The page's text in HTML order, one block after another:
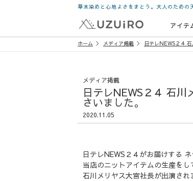
草木染めと心地よさをまとう。大人のための
アイテ
ホーム メディア掲載 日テレNEWS２４
メディア掲載
日テレNEWS２４ 石
さいました。
2020.11.05
日テレNEWS２４がお届けする
当店のニットアイテムの生産をし
石川メリヤス大宮社長が出演され